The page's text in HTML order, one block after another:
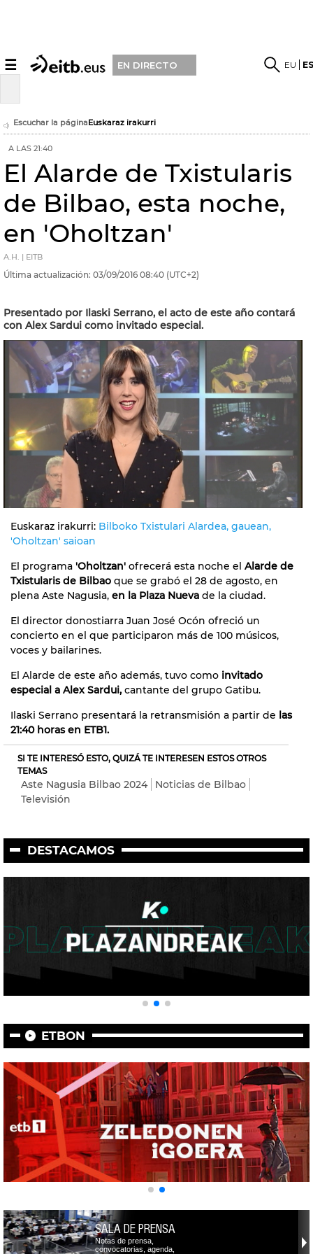
☰ EN DIRECTO EU
Escuchar la páginaEuskaraz irakurri
A LAS 21:40
El Alarde de Txistularis
de Bilbao, esta noche,
en 'Oholtzan'
A.H. | EITB
Última actualización: 03/09/2016 08:40 (UTC+2)
Presentado por Ilaski Serrano, el acto de este año contará
con Alex Sardui como invitado especial.
Euskaraz irakurri: Bilboko Txistulari Alardea, gauean,
'Oholtzan' saioan
El programa 'Oholtzan' ofrecerá esta noche el Alarde de
Txistularis de Bilbao que se grabó el 28 de agosto, en
plena Aste Nagusia, en la Plaza Nueva de la ciudad.
El director donostiarra Juan José Ocón ofreció un
concierto en el que participaron más de 100 músicos,
voces y bailarines.
El Alarde de este año además, tuvo como invitado
especial a Alex Sardui, cantante del grupo Gatibu.
Ilaski Serrano presentará la retransmisión a partir de las
21:40 horas en ETB1.
SI TE INTERESÓ ESTO, QUIZÁ TE INTERESEN ESTOS OTROS
TEMAS
Aste Nagusia Bilbao 2024
Noticias de Bilbao
Televisión
DESTACAMOS
ETBON
SALA DE PRENSA
Notas de prensa,
convocatorias, agenda,